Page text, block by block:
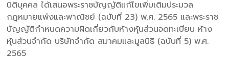
นิติบุคคล ได้เสนอพระราชบัญญัติแก้ไขเพิ่มเติมประมวล
กฎหมายแพ่งและพาณิชย์ (ฉบับที่ 23) พ.ศ. 2565 และพระราช
บัญญัติกำหนดความผิดเกี่ยวกับห้างหุ้นส่วนจดทะเบียน ห้าง
หุ้นส่วนจำกัด บริษัทจำกัด สมาคมและมูลนิธิ (ฉบับที่ 5) พ.ศ.
2565